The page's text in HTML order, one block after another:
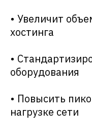
• Увеличит
хостинга
•
оборудования
• Повысить
нагрузке сети